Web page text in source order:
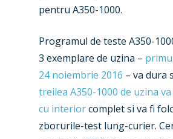
pentru A350-1000.
Programul de teste A350-
3 exemplare de uzina –
24 noiembrie 2016 – va dura
treilea A350-1000 de uzina
cu interiorcomplet si va fi
zborurile-test lung-curier.